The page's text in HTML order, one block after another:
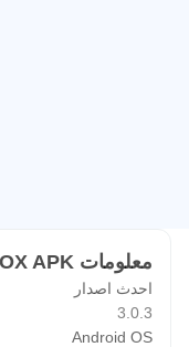
معلومات OTT PRO BOX APK
احدث اصدار
3.0.3
Android OS